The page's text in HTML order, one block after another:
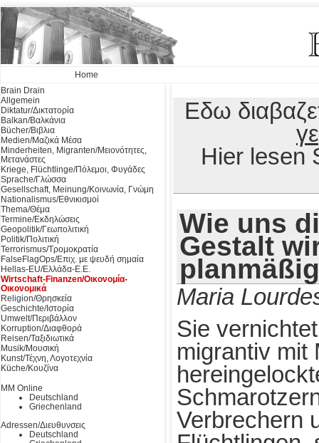
Home
Brain Drain
Allgemein
Diktatur/Δικτατορία
Balkan/Βαλκάνια
Bücher/Βιβλια
Medien/Μαζικά Μέσα
Minderheiten, Migranten/Μειονότητες,
Μετανάστες
Kriege, Flüchtlinge/Πόλεμοι, Φυγάδες
Sprache/Γλώσσα
Gesellschaft, Meinung/Κοινωνία, Γνώμη
Nationalismus/Εθνικισμοί
Thema/Θέμα
Termine/Εκδηλώσεις
Geopolitik/Γεωπολιτική
Politik/Πολιτική
Terrorismus/Τρομοκρατία
FalseFlagOps/Επιχ. με ψευδή σημαία
Hellas-EU/Ελλάδα-Ε.Ε.
Wirtschaft-Finanzen/Οικονομία-
Οικονομικά
Religion/Θρησκεία
Geschichte/Ιστορία
Umwelt/Περιβάλλον
Korruption/Διαφθορά
Reisen/Ταξιδιωτικά
Musik/Μουσική
Kunst/Τέχνη, Λογοτεχνία
Küche/Κουζίνα
MM Online
Deutschland
Griechenland
Adressen/Διευθυνσεις
Deutschland
Εδω
Hier
Wie uns
Gestalt
Maria
Sie
migrantiv mit
Verbrechern